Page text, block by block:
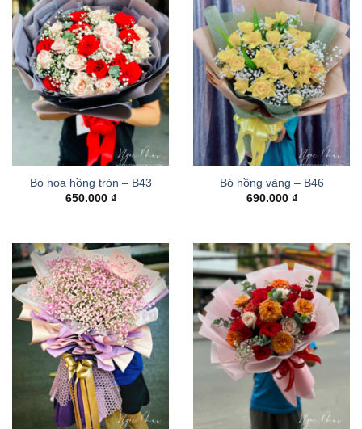
Bó hoa hồng tròn – B43
650.000 ₫
Bó hồng vàng – B46
690.000 ₫